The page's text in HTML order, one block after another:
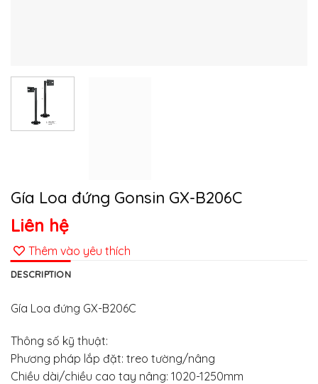
Gía Loa đứng Gonsin GX-B206C
Liên hệ
Thêm vào yêu thích
DESCRIPTION
Gía Loa đứng GX-B206C
Thông số kỹ thuật:
Phương pháp lắp đặt: treo tường/nâng
Chiều dài/chiều cao tay nâng: 1020-1250mm